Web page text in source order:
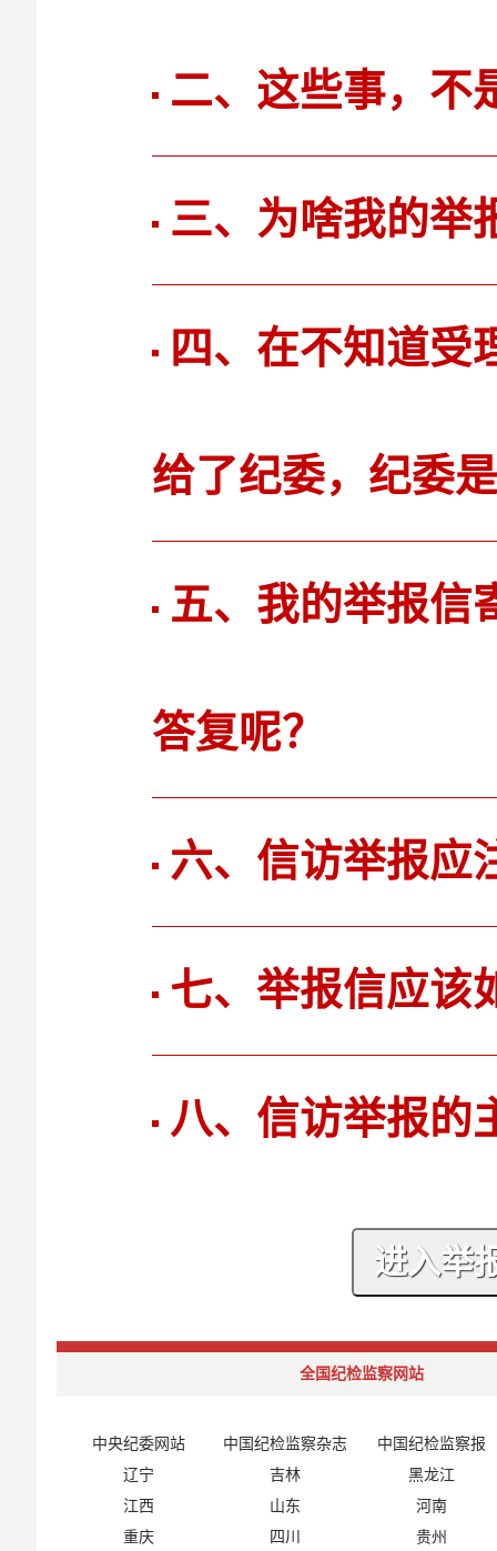
二、这些事，不
三、为啥我的举
四、在不知道受
给了纪委，纪委
五、我的举报信
答复呢？
六、信访举报应
七、举报信应该
八、信访举报的
全国纪检监察网站
中央纪委网站 中国纪检监察杂志
中国纪检监察报
辽宁
吉林
黑龙江
江西
山东
河南
重庆
四川 贵州